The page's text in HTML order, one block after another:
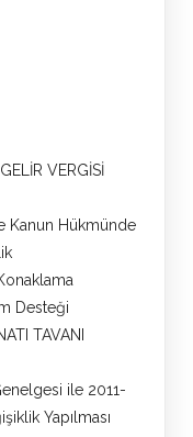
VERGİSİ
Kanun Hükmünde
Desteği
TAVANI
ile 2011-
Yapılması